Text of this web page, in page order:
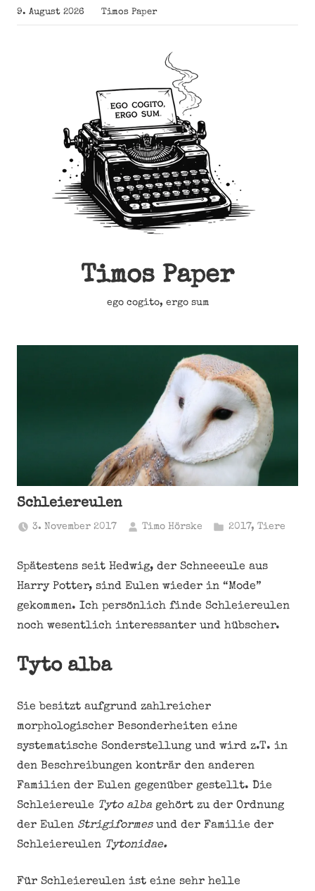
Zum
Inhalt
9. August 2026 Timos Paper
Timos Paper
ego cogito, ergo sum
Schleiereulen
3. November 2017 Timo Hörske 2017, Tiere
Spätestens seit Hedwig, der Schneeeule aus
Harry Potter, sind Eulen wieder in “Mode”
gekommen. Ich persönlich finde Schleiereulen
noch wesentlich interessanter und hübscher.
Tyto alba
Sie besitzt aufgrund zahlreicher
morphologischer Besonderheiten eine
systematische Sonderstellung und wird z.T. in
den Beschreibungen konträr den anderen
Familien der Eulen gegenüber gestellt. Die
Schleiereule Tyto albagehört zu der Ordnung
der Eulen Strigiformesund der Familie der
Schleiereulen Tytonidae.
Für Schleiereulen ist eine sehr helle